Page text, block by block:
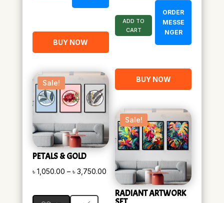
BUY NOW
ADD TO
CART
ORDER
MESSE
NGER
BUY NOW
Sale!
PETALS & GOLD
৳ 1,050.00 – ৳ 3,750.00Price
range:
৳ 1,050.00
Sale!
RADIANT ARTWORK